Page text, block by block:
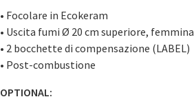
• Focolare in Ecokeram
• Uscita fumi Ø 20 cm superiore, femmina
• 2 bocchette di compensazione (LABEL)
• Post-combustione
OPTIONAL: